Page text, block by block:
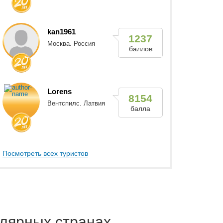
kan1961
Москва. Россия 1237
баллов
Lorens
Вентспилс. Латвия 8154
балла
Посмотреть всех туристов